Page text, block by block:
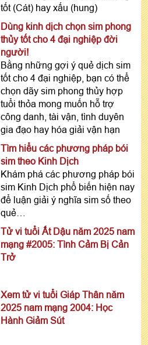
tốt (Cát) hay xấu (hung)
Dùng kinh dịch chọn sim phong
thủy tốt cho 4 đại nghiệp đời
người!
Bằng những gợi ý quẻ dịch sim
tốt cho 4 đại nghiệp, bạn có thể
chọn dãy sim phong thủy hợp
tuổi thỏa mong muốn hỗ trợ
công danh, tài vận, tình duyên
gia đạo hay hóa giải vận hạn
Tìm hiểu các phương pháp bói
sim theo Kinh Dịch
Khám phá các phương pháp bói
sim Kinh Dịch phổ biến hiện nay
để luận giải ý nghĩa sim số theo
quẻ…
Tử vi tuổi Ất Dậu năm 2025 nam
mạng #2005: Tình Cảm Bị Cản
Trở
Xem tử vi tuổi Giáp Thân năm
2025 nam mạng 2004: Học
Hành Giảm Sút